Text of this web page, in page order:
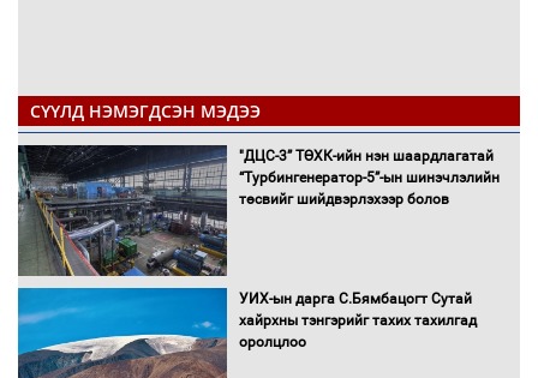
СҮҮЛД НЭМЭГДСЭН МЭДЭЭ
"ДЦС-3” ТӨХК-ийн нэн шаардлагатай
“Турбингенератор-5”-ын шинэчлэлийн
төсвийг шийдвэрлэхээр болов
УИХ-ын дарга С.Бямбацогт Сутай
хайрхны тэнгэрийг тахих тахилгад
оролцлоо